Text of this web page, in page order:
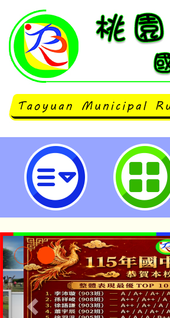
主旨：函轉財團法人
的小飛象：小天份大
案，請查照-桃園市立